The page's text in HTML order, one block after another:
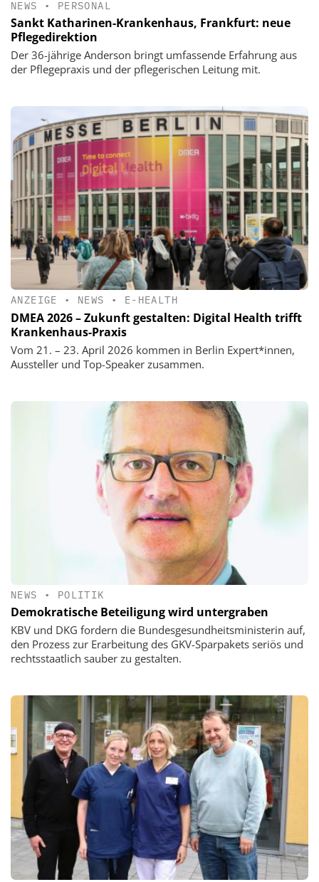
NEWS • PERSONAL
Sankt Katharinen-Krankenhaus, Frankfurt: neue
Pflegedirektion
Der 36-jährige Anderson bringt umfassende Erfahrung aus
der Pflegepraxis und der pflegerischen Leitung mit.
ANZEIGE • NEWS • E-HEALTH
DMEA 2026 – Zukunft gestalten: Digital Health trifft
Krankenhaus-Praxis
Vom 21. – 23. April 2026 kommen in Berlin Expert*innen,
Aussteller und Top-Speaker zusammen.
NEWS • POLITIK
Demokratische Beteiligung wird untergraben
KBV und DKG fordern die Bundesgesundheitsministerin auf,
den Prozess zur Erarbeitung des GKV-Sparpakets seriös und
rechtsstaatlich sauber zu gestalten.